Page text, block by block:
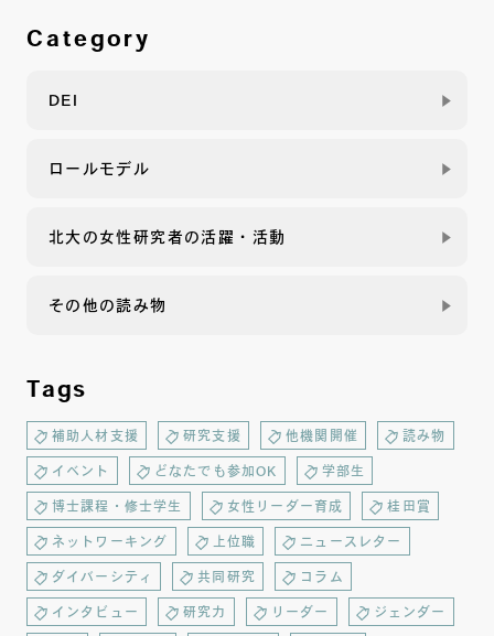
Category
DEI
ロールモデル
北大の女性研究者の活躍・活動
その他の読み物
Tags
補助人材支援 研究支援 他機関開催 読み物
イベント どなたでも参加OK 学部生
博士課程・修士学生 女性リーダー育成 桂田賞
ネットワーキング 上位職 ニュースレター
ダイバーシティ 共同研究 コラム
インタビュー 研究力 リーダー ジェンダー